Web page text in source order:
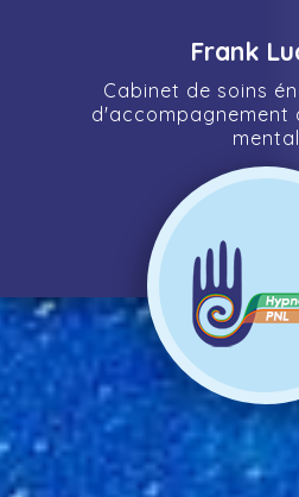
Frank
Cabinet de soins
d'accompagnement
mental